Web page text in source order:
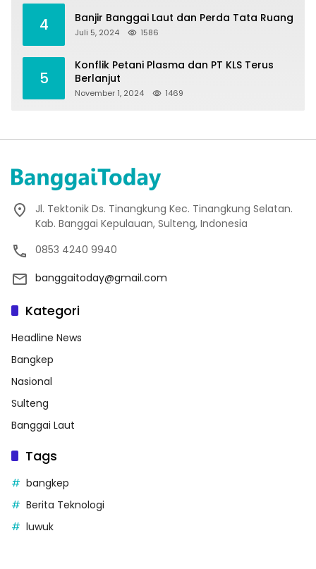
4 Banjir Banggai Laut dan Perda Tata Ruang
Juli 5, 2024 1586
5
Konflik Petani Plasma dan PT KLS Terus
Berlanjut
November 1, 2024 1469
Jl. Tektonik Ds. Tinangkung Kec. Tinangkung Selatan.
Kab. Banggai Kepulauan, Sulteng, Indonesia
0853 4240 9940
banggaitoday@gmail.com
Kategori
Headline News
Bangkep
Nasional
Sulteng
Banggai Laut
Tags
bangkep
Berita Teknologi
luwuk